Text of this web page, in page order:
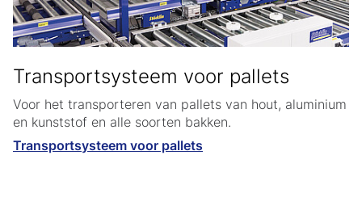
Transportsysteem voor pallets
Voor het transporteren van pallets van hout, aluminium
en kunststof en alle soorten bakken.
Transportsysteem voor pallets